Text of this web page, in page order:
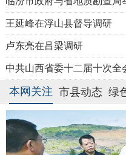
王延峰在浮山县督导调研
卢东亮在吕梁调研
本网关注 市县动态 绿